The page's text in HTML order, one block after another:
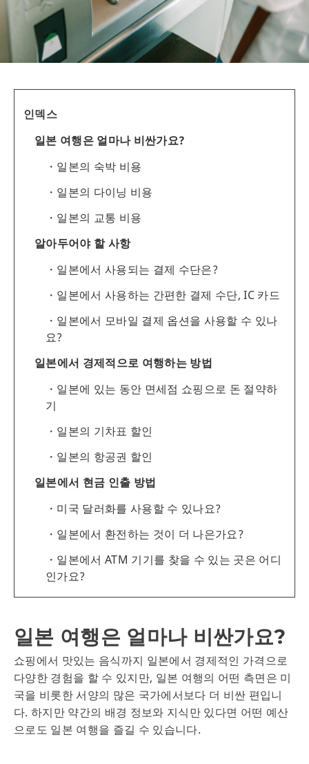
인덱스
일본 여행은 얼마나 비싼가요?
일본의 숙박 비용
일본의 다이닝 비용
일본의 교통 비용
알아두어야 할 사항
일본에서 사용되는 결제 수단은?
일본에서 사용하는 간편한 결제 수단, IC 카드
일본에서 모바일 결제 옵션을 사용할 수 있나
요?
일본에서 경제적으로 여행하는 방법
일본에 있는 동안 면세점 쇼핑으로 돈 절약하
기
일본의 기차표 할인
일본의 항공권 할인
일본에서 현금 인출 방법
미국 달러화를 사용할 수 있나요?
일본에서 환전하는 것이 더 나은가요?
일본에서 ATM 기기를 찾을 수 있는 곳은 어디
인가요?
일본 여행은 얼마나 비싼가요?
쇼핑에서 맛있는 음식까지 일본에서 경제적인 가격으로
다양한 경험을 할 수 있지만, 일본 여행의 어떤 측면은 미
국을 비롯한 서양의 많은 국가에서보다 더 비싼 편입니
다. 하지만 약간의 배경 정보와 지식만 있다면 어떤 예산
으로도 일본 여행을 즐길 수 있습니다.